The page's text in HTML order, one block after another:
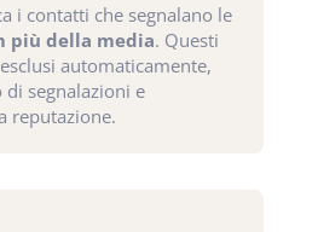
i contatti che segnalano le
più della media. Questi
automaticamente,
segnalazioni e
reputazione.